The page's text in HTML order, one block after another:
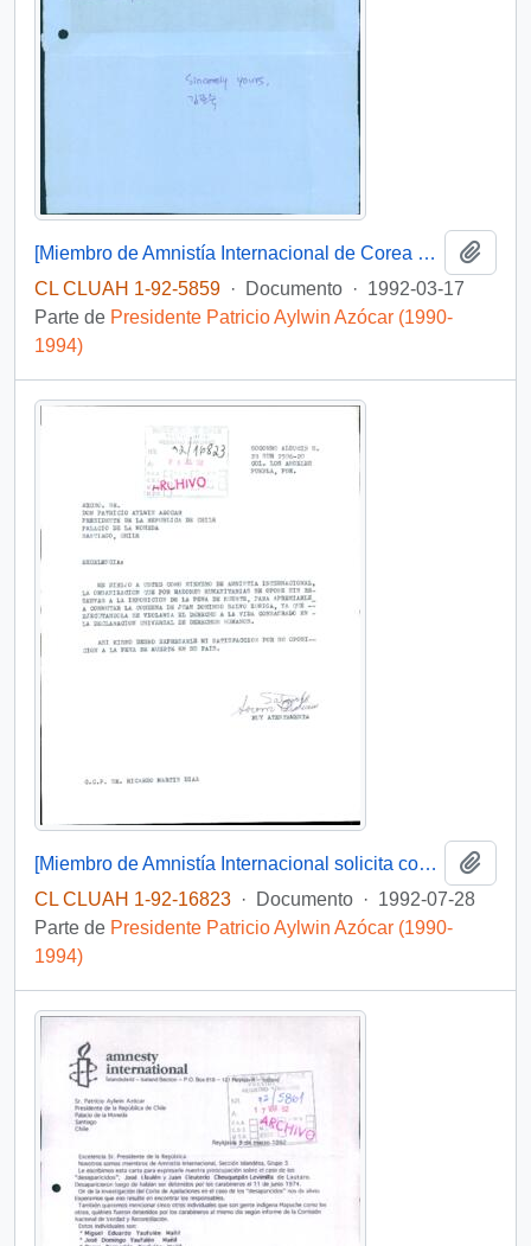
[Miembro de Amnistía Internacional de Corea del Sur expresa su preocupación por la situación de Codepu]
CL CLUAH 1-92-5859 · Documento · 1992-03-17
Parte de Presidente Patricio Aylwin Azócar (1990-
1994)
[Miembro de Amnistía Internacional solicita conmutar la pena de muerte a condenado]
CL CLUAH 1-92-16823 · Documento · 1992-07-28
Parte de Presidente Patricio Aylwin Azócar (1990-
1994)